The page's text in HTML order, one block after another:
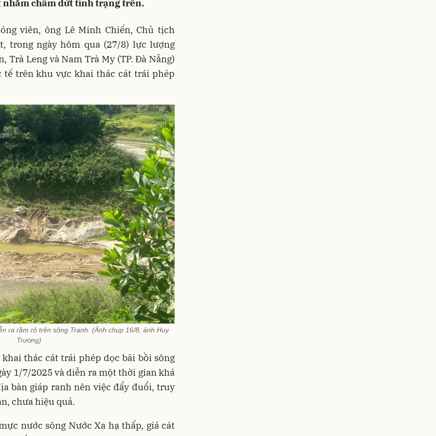
chấm dứt tình trạng trên.
viên, ông Lê Minh Chiến, Chủ tịch
trong ngày hôm qua (27/8) lực lượng
Trà Leng và Nam Trà My (TP. Đà Nẵng)
trên khu vực khai thác cát trái phép
ra rầm rộ trên sông Tranh. (Ảnh chụp 16/8, ảnh Huy
Trường)
thác cát trái phép dọc bãi bồi sông
1/7/2025 và diễn ra một thời gian khá
bàn giáp ranh nên việc đẩy đuổi, truy
chưa hiệu quả.
nước sông Nước Xa hạ thấp, giá cát